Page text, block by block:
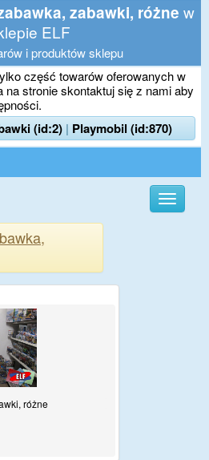
zabawki, różne w
ELF
i produktów sklepu
część towarów oferowanych w
stronie skontaktuj się z nami aby
(id:2) | Playmobil (id:870)
różne